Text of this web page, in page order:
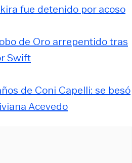
fue detenido por acoso
de Oro arrepentido tras
Swift
de Coni Capelli: se besó
Acevedo